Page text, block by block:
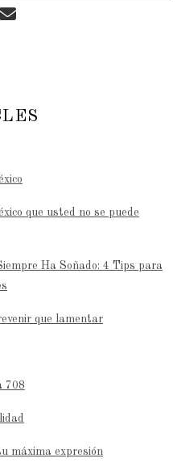
que usted no se puede
Ha Soñado: 4 Tips para
que lamentar
708
máxima expresión